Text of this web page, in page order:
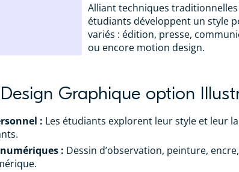
Alliant techniques
étudiants développent un style
variés : édition, presse,
ou encore motion design.
Graphique option
: Les étudiants explorent leur style et leur
: Dessin d’observation, peinture,